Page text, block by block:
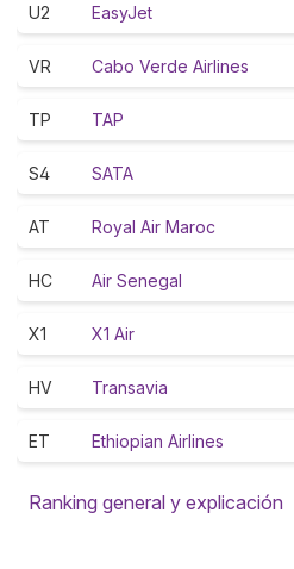
U2 EasyJet
VR Cabo Verde Airlines
TP TAP
S4 SATA
AT Royal Air Maroc
HC Air Senegal
X1 X1 Air
HV Transavia
ET Ethiopian Airlines
Ranking general y explicación